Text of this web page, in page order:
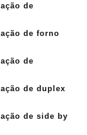
de
de forno
de
de duplex
de side by